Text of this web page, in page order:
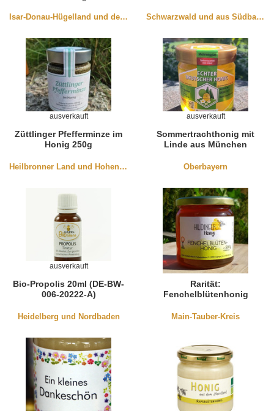
Isar-Donau-Hügelland und der Oberpfalz Schwarzwald und aus Südbaden
Züttlinger Pfefferminze im
Honig 250g
Heilbronner Land und Hohenlohe
ausverkauft
Sommertrachthonig mit
Linde aus München
Oberbayern
ausverkauft
Bio-Propolis 20ml (DE-BW-
006-20222-A)
Heidelberg und Nordbaden
ausverkauft
Rarität:
Fenchelblütenhonig
Main-Tauber-Kreis